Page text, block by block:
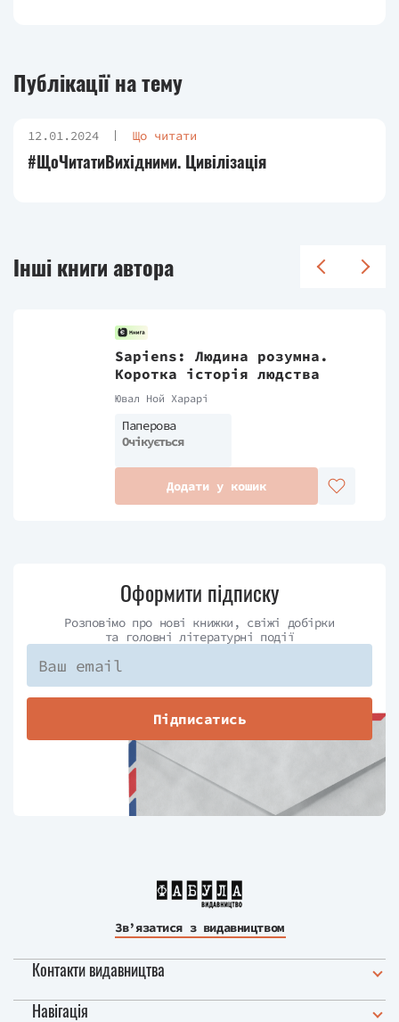
Публікації на тему
12.01.2024 Що читати
#ЩоЧитатиВихідними. Цивілізація
Інші книги автора
Sapiens: Людина розумна.
Коротка історія людства
Ювал Ной Харарі
Паперова
Очікується
Додати у кошик
Оформити підписку
Розповімо про нові книжки, свіжі добірки
та головні літературні події
Підписатись
Зв’язатися з видавництвом
Контакти видавництва
Навігація